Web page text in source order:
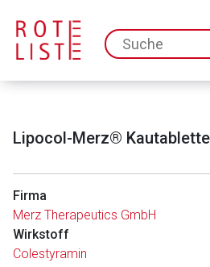
Lipocol-Merz® Kautablette
Firma
Merz Therapeutics GmbH
Wirkstoff
Colestyramin